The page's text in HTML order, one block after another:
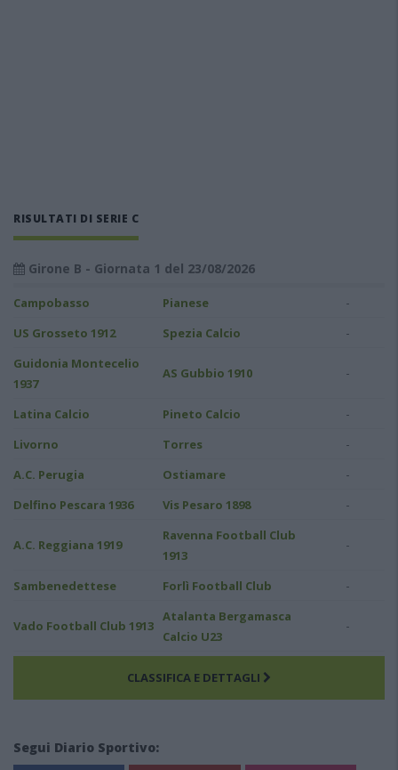
RISULTATI DI SERIE C
Girone B - Giornata 1 del 23/08/2026
Campobasso Pianese -
US Grosseto 1912 Spezia Calcio -
Guidonia Montecelio
1937
AS Gubbio 1910 -
Latina Calcio Pineto Calcio -
Livorno Torres -
A.C. Perugia Ostiamare -
Delfino Pescara 1936 Vis Pesaro 1898 -
A.C. Reggiana 1919
Ravenna Football Club
1913
-
Sambenedettese Forlì Football Club -
Vado Football Club 1913
Atalanta Bergamasca
Calcio U23
-
CLASSIFICA E DETTAGLI
Segui Diario Sportivo: